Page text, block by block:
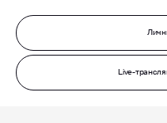
Live-